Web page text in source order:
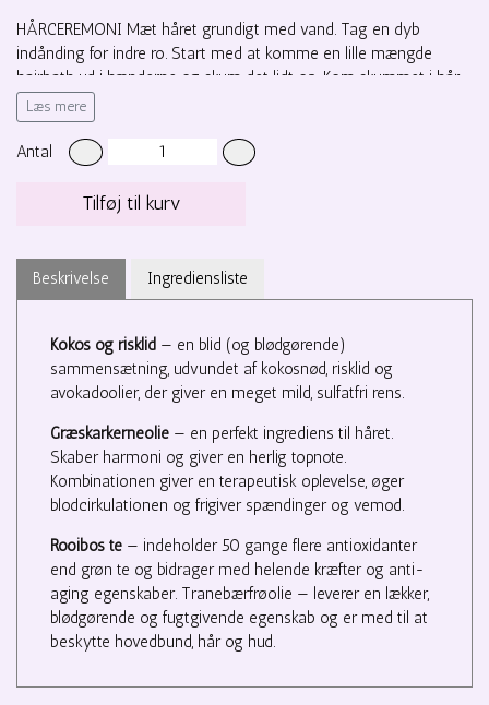
HÅRCEREMONI Mæt håret grundigt med vand. Tag en dyb
indånding for indre ro. Start med at komme en lille mængde
hairbath ud i hænderne og skum det lidt op. Kom skummet i hår
og hovedbund med fingerspidserne. Massér nænsomt. Skyl
derefter grundigt. Gentag om nødvendigt og følg op med Pure
Inspiration Daily Conditioner.
Conditioner, Hair Love Prep Spray, I Create Lift Volumizing Foam, I
Create Finish, I Create Volume
DUFTNOTER Appelsin, Mandarin
Læs mere
Antal
Tilføj til kurv
Beskrivelse Ingrediensliste
Kokos og risklid — en blid (og blødgørende)
sammensætning, udvundet af kokosnød, risklid og
avokadoolier, der giver en meget mild, sulfatfri rens.
Græskarkerneolie — en perfekt ingrediens til håret.
Skaber harmoni og giver en herlig topnote.
Kombinationen giver en terapeutisk oplevelse, øger
blodcirkulationen og frigiver spændinger og vemod.
Rooibos te — indeholder 50 gange flere antioxidanter
end grøn te og bidrager med helende kræfter og anti-
aging egenskaber. Tranebærfrøolie — leverer en lækker,
blødgørende og fugtgivende egenskab og er med til at
beskytte hovedbund, hår og hud.